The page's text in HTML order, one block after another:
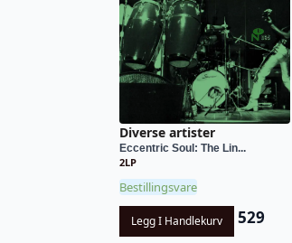
Diverse artister
Eccentric Soul: The Lin...
2LP
Bestillingsvare
Legg I Handlekurv 529